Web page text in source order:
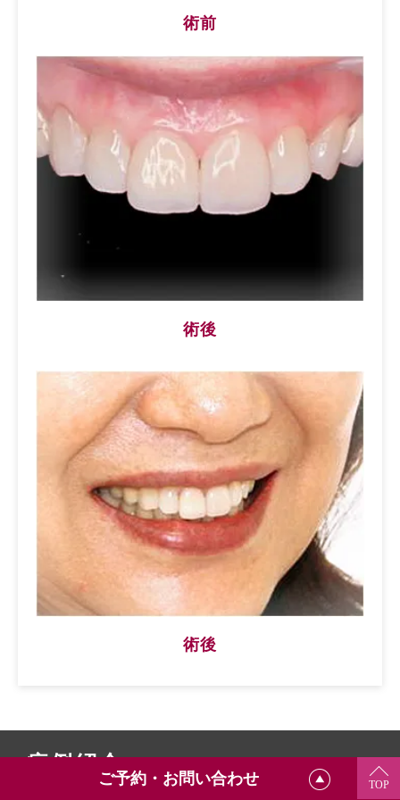
術前
術後
術後
症例紹介
ご予約・お問い合わせ TOP